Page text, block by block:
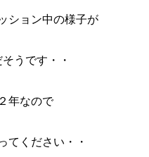
ション中の様子が
うです・・
年なので
てください・・